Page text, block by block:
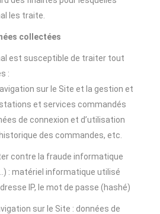
les traite.
collectées
est susceptible de traiter tout
:
sur le Site et la gestion et
et services commandés
de connexion et d’utilisation
des commandes, etc.
contre la fraude informatique
: matériel informatique utilisé
IP, le mot de passe (hashé)
sur le Site : données de